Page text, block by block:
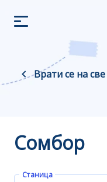
Врати се на
Сомбор
Станица